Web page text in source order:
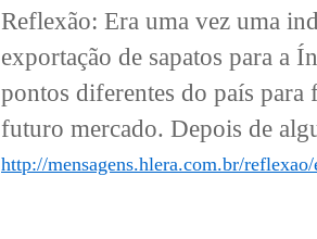
Reflexão: Era uma vez uma
exportação de sapatos para a
pontos diferentes do país para
futuro mercado. Depois de
http://mensagens.hlera.com.br/